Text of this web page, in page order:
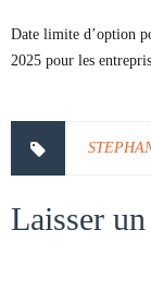
Date limite d’option
2025 pour les
Laisser